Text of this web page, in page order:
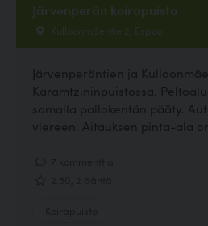
Järvenperän koirapuisto
Kulloonmäentie 2, Espoo
Järvenperäntien ja
Karamtzininpuistossa.
samalla pallokentän pääty.
viereen. Aitauksen pinta-ala on